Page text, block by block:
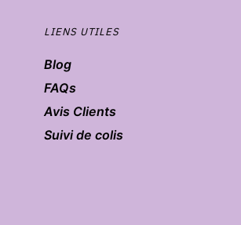
LIENS UTILES
Blog
FAQs
Avis Clients
Suivi de colis